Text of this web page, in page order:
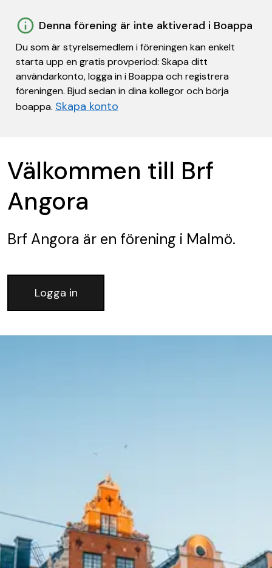
Denna förening är inte aktiverad i Boappa
Du som är styrelsemedlem i föreningen kan enkelt
starta upp en gratis provperiod: Skapa ditt
användarkonto, logga in i Boappa och registrera
föreningen. Bjud sedan in dina kollegor och börja
boappa. Skapa konto
Välkommen till Brf
Angora
Brf Angora är en förening i Malmö.
Logga in